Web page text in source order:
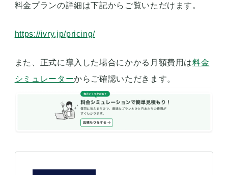
料金プランの詳細は下記からご覧いただけます。
https://ivry.jp/pricing/
また、正式に導入した場合にかかる月額費用は料金
シミュレーターからご確認いただきます。